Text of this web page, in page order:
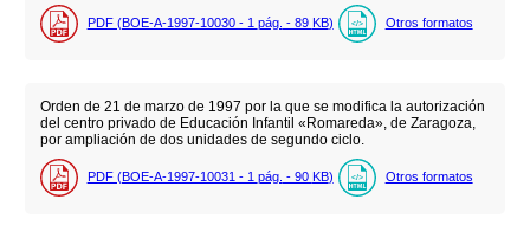
PDF (BOE-A-1997-10030 - 1 pág. - 89 KB) Otros formatos
Orden de 21 de marzo de 1997 por la que se modifica la autorización
del centro privado de Educación Infantil «Romareda», de Zaragoza,
por ampliación de dos unidades de segundo ciclo.
PDF (BOE-A-1997-10031 - 1 pág. - 90 KB) Otros formatos